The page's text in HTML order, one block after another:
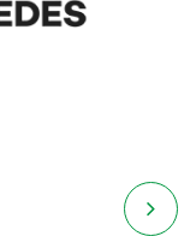
